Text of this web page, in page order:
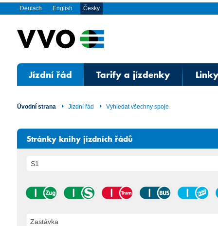
Deutsch English Česky
Jízdní řád Tarify a jízdenky
Úvodní strana Jízdní řád Vyhledat všechny spoje
Stránky knihy jízdních řádů
Zastávka